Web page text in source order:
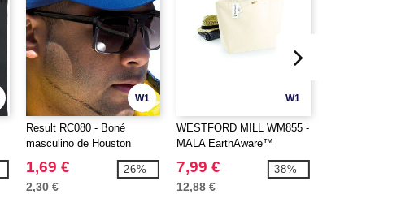
W1
Result RC080 - Boné
masculino de Houston
1,69 €
2,30 €
-26%
W1
WESTFORD MILL WM855 -
MALA EarthAware™
ORGANIC MARINA TOTE
XL
7,99 €
12,88 €
-38%